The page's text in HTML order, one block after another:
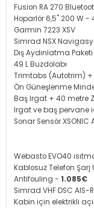
Fusion RA 270
Hoparlör 6,5" 200 W -
Garmin 7223 XSV
Simrad NSX
Dış Aydınlatma Paketi
49 L Buzdolabı
Trimtabs (Autotrim) +
Ön Güneşlenme
Baş lrgat + 40 metre
Irgat ve baş
Sonar Sensör XSONIC
Webasto EVO40
Kablosuz Telefon Şarj
Antifouling - 1.085€
Simrad VHF DSC AIS-
Kabin için elektrikli